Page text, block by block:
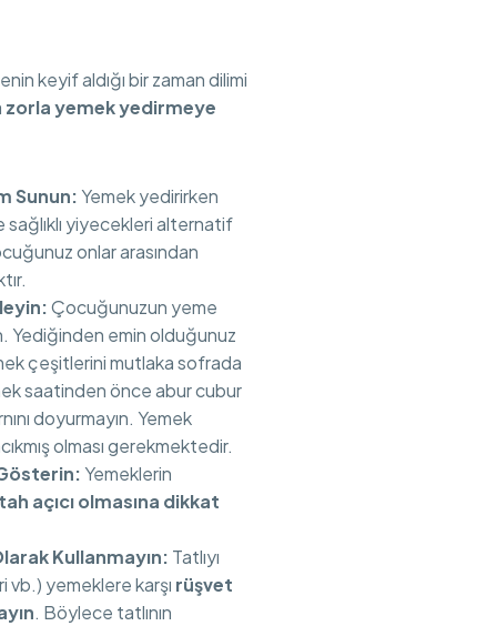
keyif aldığı bir zaman dilimi
zorla yemek yedirmeye
Sunun: Yemek yedirirken
sağlıklı yiyecekleri alternatif
onlar arasından
Çocuğunuzun yeme
Yediğinden emin olduğunuz
çeşitlerini mutlaka sofrada
saatinden önce abur cubur
doyurmayın. Yemek
olması gerekmektedir.
Yemeklerin
açıcı olmasına dikkat
Kullanmayın: Tatlıyı
vb.) yemeklere karşı rüşvet
. Böylece tatlının